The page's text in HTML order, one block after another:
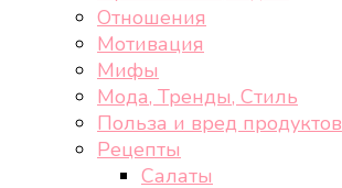
Отношения
Мотивация
Мифы
Мода, Тренды, Стиль
Польза и вред продуктов
Рецепты
Салаты